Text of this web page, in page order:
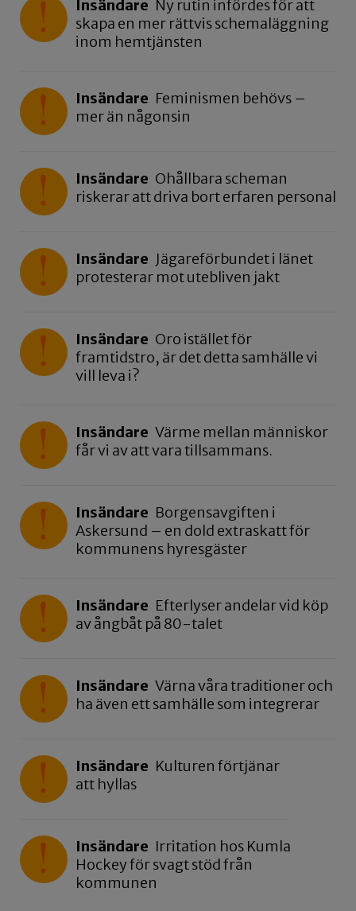
Insändare Ny rutin infördes för att
skapa en mer rättvis schemaläggning
inom hemtjänsten
Insändare Feminismen behövs –
mer än någonsin
Insändare Ohållbara scheman
riskerar att driva bort erfaren personal
Insändare Jägareförbundet i länet
protesterar mot utebliven jakt
Insändare Oro istället för
framtidstro, är det detta samhälle vi
vill leva i?
Insändare Värme mellan människor
får vi av att vara tillsammans.
Insändare Borgensavgiften i
Askersund – en dold extraskatt för
kommunens hyresgäster
Insändare Efterlyser andelar vid köp
av ångbåt på 80-talet
Insändare Värna våra traditioner och
ha även ett samhälle som integrerar
Insändare Kulturen förtjänar
att hyllas
Insändare Irritation hos Kumla
Hockey för svagt stöd från
kommunen